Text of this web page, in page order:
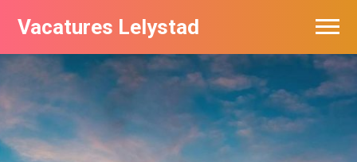
Vacatures Lelystad
Vacatures per bedrijf in Lelystad
De populairste vacatures in Lelystad
Nieuwsbrief feed